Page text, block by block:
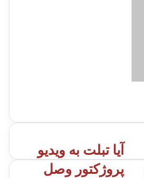
آیا تبلت به ویدیو
پروژکتور وصل